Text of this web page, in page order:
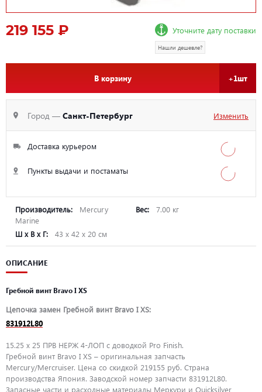
219 155 ₽ Уточните дату поставки
Нашли дешевле?
В корзину +1шт
Город — Санкт-Петербург Изменить
Доставка курьером
Пункты выдачи и постаматы
Производитель:
Mercury
Marine
Вес: 7.00 кг
Ш х В х Г: 43 х 42 х 20 см
ОПИСАНИЕ
Гребной винт Bravo I XS
Цепочка замен Гребной винт Bravo I XS:
831912L80
15.25 x 25 ПРВ НЕРЖ 4-ЛОП с доводкой Pro Finish.
Гребной винт Bravo I XS – оригинальная запчасть
Mercury/Mercruiser. Цена со скидкой 219155 руб. Страна
производства Япония. Заводской номер запчасти 831912L80.
Запасные части и расходные материалы Меркури и Quicksilver